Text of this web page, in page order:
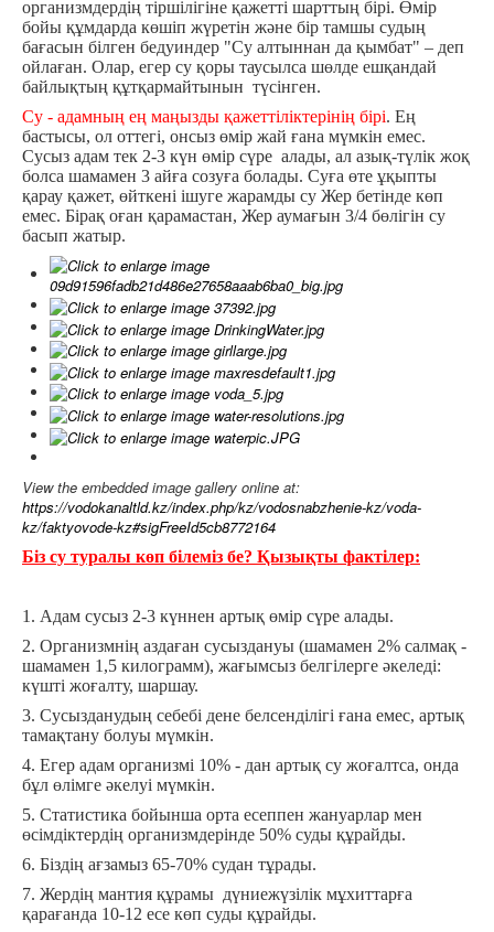
организмдердің тіршілігіне қажетті шарттың бірі. Өмір
бойы құмдарда көшіп жүретін және бір тамшы судың
бағасын білген бедуиндер "Су алтыннан да қымбат" – деп
ойлаған. Олар, егер су қоры таусылса шөлде ешқандай
байлықтың құтқармайтынын түсінген.
Су - адамның ең маңызды қажеттіліктерінің бірі. Ең
бастысы, ол оттегі, онсыз өмір жай ғана мүмкін емес.
Сусыз адам тек 2-3 күн өмір сүре алады, ал азық-түлік жоқ
болса шамамен 3 айға созуға болады. Суға өте ұқыпты
қарау қажет, өйткені ішуге жарамды су Жер бетінде көп
емес. Бірақ оған қарамастан, Жер аумағын 3/4 бөлігін су
басып жатыр.
View the embedded image gallery online at:
https://vodokanaltld.kz/index.php/kz/vodosnabzhenie-kz/voda-
kz/faktyovode-kz#sigFreeId5cb8772164
Біз су туралы көп білеміз бе? Қызықты фактілер:
1. Адам сусыз 2-3 күннен артық өмір сүре алады.
2. Организмнің аздаған сусыздануы (шамамен 2% салмақ -
шамамен 1,5 килограмм), жағымсыз белгілерге әкеледі:
күшті жоғалту, шаршау.
3. Сусызданудың себебі дене белсенділігі ғана емес, артық
тамақтану болуы мүмкін.
4. Егер адам организмі 10% - дан артық су жоғалтса, онда
бұл өлімге әкелуі мүмкін.
5. Статистика бойынша орта есеппен жануарлар мен
өсімдіктердің организмдерінде 50% суды құрайды.
6. Біздің ағзамыз 65-70% судан тұрады.
7. Жердің мантия құрамы дүниежүзілік мұхиттарға
қарағанда 10-12 есе көп суды құрайды.